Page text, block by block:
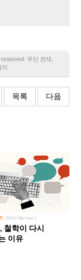
무단 전재,
목록 다음
2026년 8월 Issue 1
철학이 다시
이유